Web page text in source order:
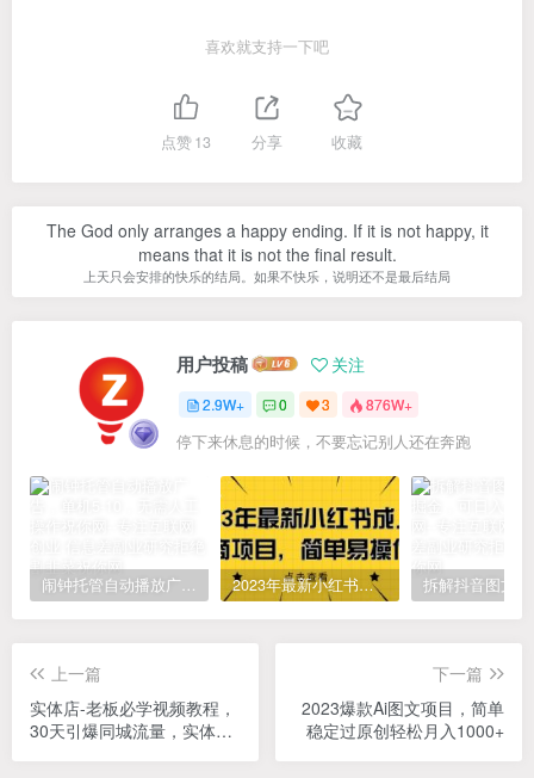
喜欢就支持一下吧
点赞13 分享 收藏
The God only arranges a happy ending. If it is not happy, it
means that it is not the final result.
上天只会安排的快乐的结局。如果不快乐，说明还不是最后结局
用户投稿 关注
2.9W+ 0 3 876W+
停下来休息的时候，不要忘记别人还在奔跑
闹钟托管自动播放广告，单机5-10，无需人工操作 2023年最新小红书成人电商项目，简单易操作【详细教程】
上一篇
实体店-老板必学视频教程，
30天引爆同城流量，实体店
下一篇
2023爆款Ai图文项目，简单
稳定过原创轻松月入1000+